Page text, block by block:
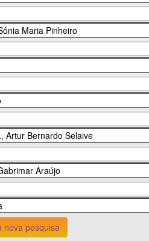
nova pesquisa